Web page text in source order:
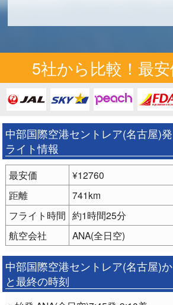
5社から比較！最安
中部国際空港セントレア(名古屋)
ライト情報
最安価
¥12760
距離
741km
フライト時間 約1時間25分
航空会社
ANA(全日空)
中部国際空港セントレア(名古屋)
と最終の時刻